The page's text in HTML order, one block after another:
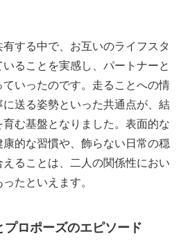
する中で、お互いのライフスタ
ることを実感し、パートナーと
いったのです。走ることへの情
送る姿勢といった共通点が、結
む基盤となりました。表面的な
的な習慣や、飾らない日常の穏
ることは、二人の関係性におい
たといえます。
ロポーズのエピソード